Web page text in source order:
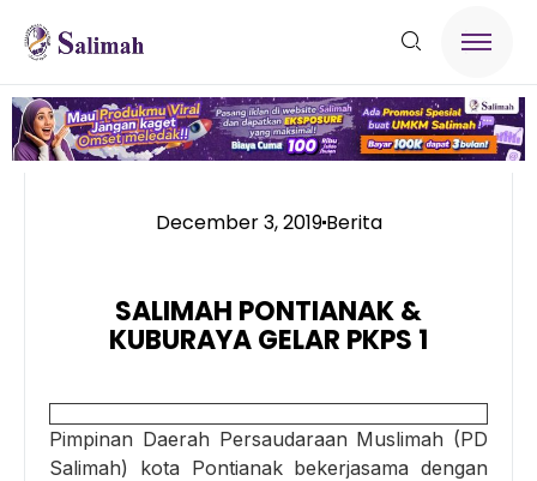
December 3, 2019Berita
SALIMAH PONTIANAK &
KUBURAYA GELAR PKPS 1
Pimpinan Daerah Persaudaraan Muslimah (PD
Salimah) kota Pontianak bekerjasama dengan